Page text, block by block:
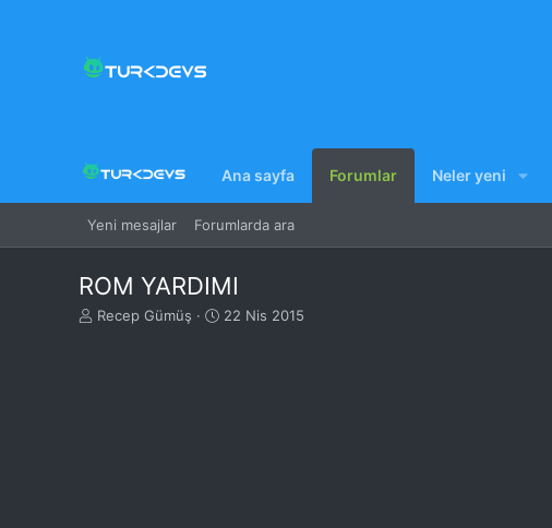
Ana sayfa Forumlar Neler yeni
Yeni mesajlar Forumlarda ara
ROM YARDIMI
K
Recep Gümüş
B
22 Nis 2015